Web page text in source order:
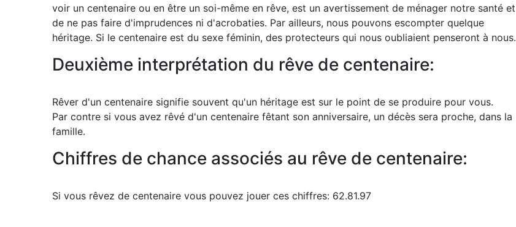
voir un centenaire ou en être un soi-même en rêve, est un avertissement de ménager notre santé et
de ne pas faire d'imprudences ni d'acrobaties. Par ailleurs, nous pouvons escompter quelque
héritage. Si le centenaire est du sexe féminin, des protecteurs qui nous oubliaient penseront à nous.
Deuxième interprétation du rêve de centenaire:
Rêver d'un centenaire signifie souvent qu'un héritage est sur le point de se produire pour vous.
Par contre si vous avez rêvé d'un centenaire fêtant son anniversaire, un décès sera proche, dans la
famille.
Chiffres de chance associés au rêve de centenaire:
Si vous rêvez de centenaire vous pouvez jouer ces chiffres: 62.81.97